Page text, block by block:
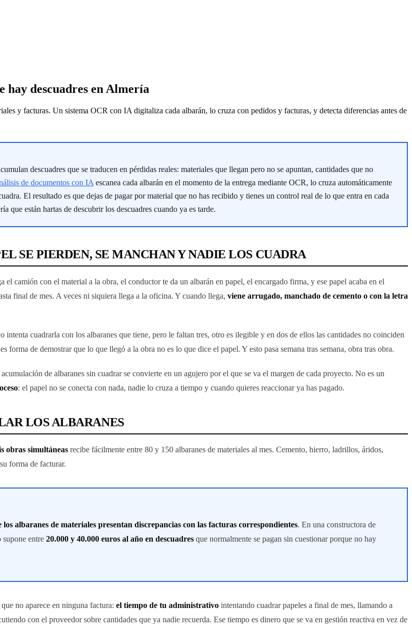
hay descuadres en Almería
y facturas. Un sistema OCR con IA digitaliza cada albarán, lo cruza con pedidos y facturas, y detecta diferencias antes de
descuadres que se traducen en pérdidas reales: materiales que llegan pero no se apuntan, cantidades que no
de documentos con IA escanea cada albarán en el momento de la entrega mediante OCR, lo cruza automáticamente
El resultado es que dejas de pagar por material que no has recibido y tienes un control real de lo que entra en cada
que están hartas de descubrir los descuadres cuando ya es tarde.
SE PIERDEN, SE MANCHAN Y NADIE LOS CUADRA
camión con el material a la obra, el conductor te da un albarán en papel, el encargado firma, y ese papel acaba en el
final de mes. A veces ni siquiera llega a la oficina. Y cuando llega, viene arrugado, manchado de cemento o con la letra
cuadrarla con los albaranes que tiene, pero le faltan tres, otro es ilegible y en dos de ellos las cantidades no coinciden
de demostrar que lo que llegó a la obra no es lo que dice el papel. Y esto pasa semana tras semana, obra tras obra.
de albaranes sin cuadrar se convierte en un agujero por el que se va el margen de cada proyecto. No es un
: el papel no se conecta con nada, nadie lo cruza a tiempo y cuando quieres reaccionar ya has pagado.
LOS ALBARANES
obras simultáneas recibe fácilmente entre 80 y 150 albaranes de materiales al mes. Cemento, hierro, ladrillos, áridos,
forma de facturar.
albaranes de materiales presentan discrepancias con las facturas correspondientes. En una constructora de
entre 20.000 y 40.000 euros al año en descuadres que normalmente se pagan sin cuestionar porque no hay
no aparece en ninguna factura: el tiempo de tu administrativo intentando cuadrar papeles a final de mes, llamando a
con el proveedor sobre cantidades que ya nadie recuerda. Ese tiempo es dinero que se va en gestión reactiva en vez de